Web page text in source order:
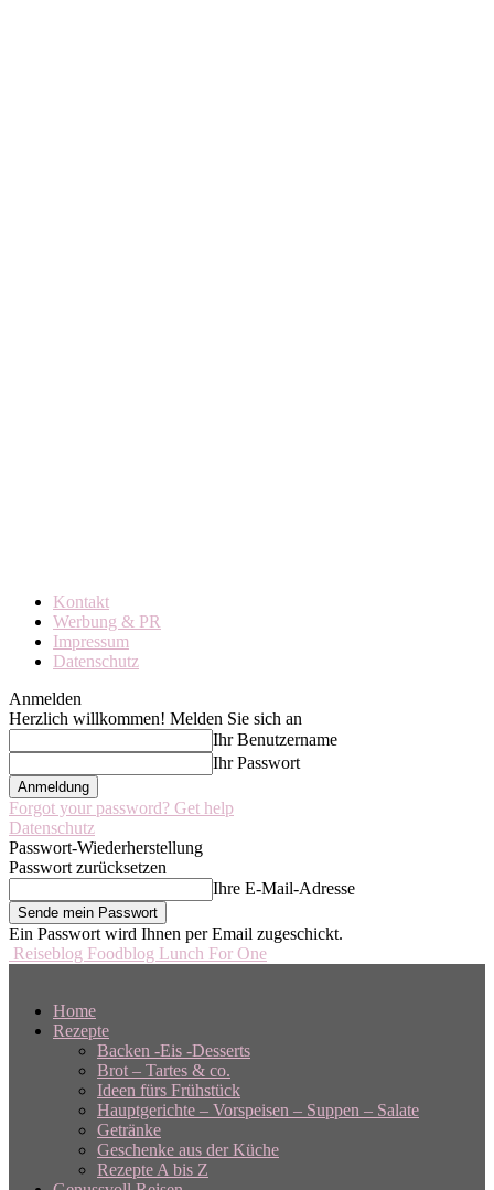
Kontakt
Werbung & PR
Impressum
Datenschutz
Anmelden
Herzlich willkommen! Melden Sie sich an
Ihr Benutzername
Ihr Passwort
Forgot your password? Get help
Datenschutz
Passwort-Wiederherstellung
Passwort zurücksetzen
Ihre E-Mail-Adresse
Ein Passwort wird Ihnen per Email zugeschickt.
Reiseblog Foodblog Lunch For One
Home
Rezepte
Backen -Eis -Desserts
Brot – Tartes & co.
Ideen fürs Frühstück
Hauptgerichte – Vorspeisen – Suppen – Salate
Getränke
Geschenke aus der Küche
Rezepte A bis Z